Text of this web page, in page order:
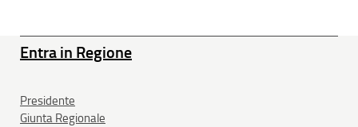
Entra in Regione
Presidente
Giunta Regionale